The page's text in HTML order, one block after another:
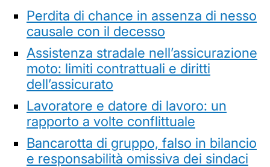
Perdita di chance in assenza di nesso
causale con il decesso
Assistenza stradale nell’assicurazione
moto: limiti contrattuali e diritti
dell’assicurato
Lavoratore e datore di lavoro: un
rapporto a volte conflittuale
Bancarotta di gruppo, falso in bilancio
e responsabilità omissiva dei sindaci